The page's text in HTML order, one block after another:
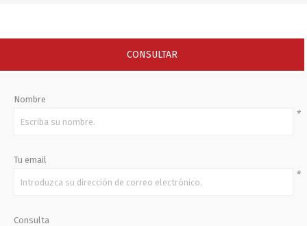
CONSULTAR
Nombre
*
Tu email
*
Consulta